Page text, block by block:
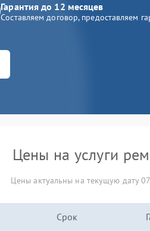
Гарантия до 12 месяцев
Составляем договор, предоставляем
Цены на услуги
Цены актуальны на текущую дату
Срок